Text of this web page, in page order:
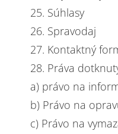
25. Súhlasy
26. Spravodaj
27. Kontaktný
28. Práva
a) právo na
b) Právo na
c) Právo na